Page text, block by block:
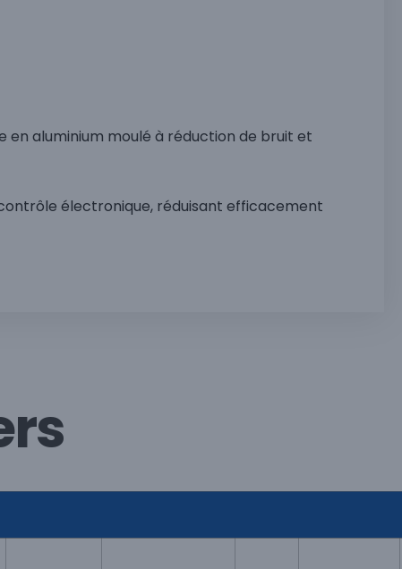
en aluminium moulé à réduction de bruit et
électronique, réduisant efficacement